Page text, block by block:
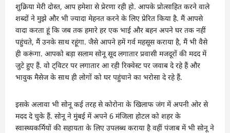
शुक्रिया मेरी दोस्त, आप हमेशा से प्रेरणा रही हो. आपके प्रोत्साहित करने वाले
शब्दों ने मुझे और भी ज्यादा मेहनत करने के लिए प्रेरित किया है. मैं आपसे
वादा करता हूं कि जब तक हमारे हर एक भाई और बहन अपने घर तक नहीं
पहुंचते, मैं उनके साथ रहूंगा. जैसे आपने हमें गर्व महसूस कराया है, मैं भी वैसे
ही करूंगा. आपको बड़ा सलाम सोनू सूद लगातार प्रवासी मजदूरों की मदद में
जुटे हुए हैं. वो ट्विटर पर लगातार आ रही रिक्वेस्ट पर जवाब दे रहे हैं और
भावुक मैसेज के साथ ही लोगों को घर पहुंचाने का भरोसा दे रहे हैं.
इसके अलावा भी सोनू कई तरह से कोरोना के खिलाफ जंग में अपनी ओर से
मदद दे चुके हैं. सोनू ने मुंबई में अपने 6 मंजिला होटल को शहर के
स्वास्थ्यकर्मियों की सहायता के लिए उपलब्ध कराया है वहीं पंजाब में भी सोनू ने